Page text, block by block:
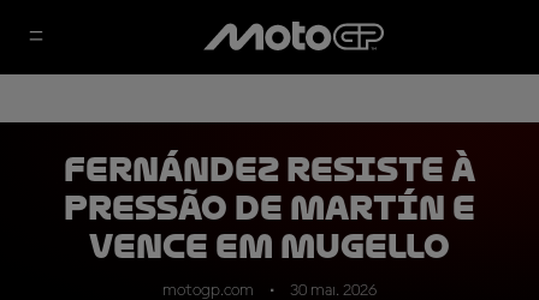
Fernández resiste à
pressão de Martín e
vence em Mugello
motogp.com 30 mai. 2026